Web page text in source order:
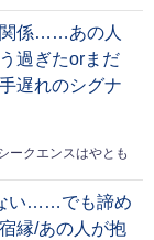
関係……あの人
過ぎたorまだ
遅れのシグナ
ークエンスはやとも
い……でも諦め
縁/あの人が抱